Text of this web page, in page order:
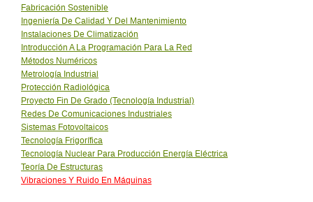
Fabricación Sostenible
Ingeniería De Calidad Y Del Mantenimiento
Instalaciones De Climatización
Introducción A La Programación Para La Red
Métodos Numéricos
Metrología Industrial
Protección Radiológica
Proyecto Fin De Grado (Tecnología Industrial)
Redes De Comunicaciones Industriales
Sistemas Fotovoltaicos
Tecnología Frigorífica
Tecnología Nuclear Para Producción Energía Eléctrica
Teoría De Estructuras
Vibraciones Y Ruido En Máquinas